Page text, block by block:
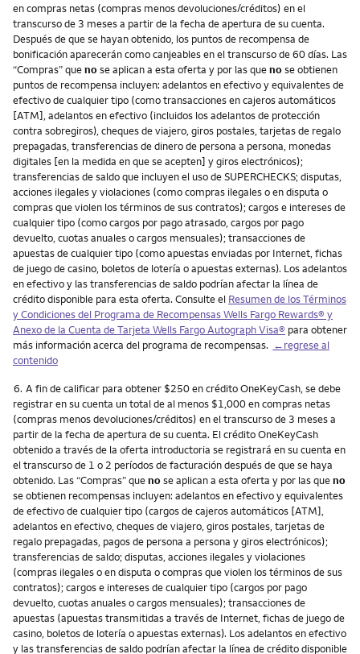
en compras netas (compras menos devoluciones/créditos) en el
transcurso de 3 meses a partir de la fecha de apertura de su cuenta.
Después de que se hayan obtenido, los puntos de recompensa de
bonificación aparecerán como canjeables en el transcurso de 60 días. Las
“Compras” quenose aplican a esta oferta y por las quenose obtienen
puntos de recompensa incluyen: adelantos en efectivo y equivalentes de
efectivo de cualquier tipo (como transacciones en cajeros automáticos
[ATM], adelantos en efectivo (incluidos los adelantos de protección
contra sobregiros), cheques de viajero, giros postales, tarjetas de regalo
prepagadas, transferencias de dinero de persona a persona, monedas
digitales [en la medida en que se acepten] y giros electrónicos);
transferencias de saldo que incluyen el uso de SUPERCHECKS; disputas,
acciones ilegales y violaciones (como compras ilegales o en disputa o
compras que violen los términos de sus contratos); cargos e intereses de
cualquier tipo (como cargos por pago atrasado, cargos por pago
devuelto, cuotas anuales o cargos mensuales); transacciones de
apuestas de cualquier tipo (como apuestas enviadas por Internet, fichas
de juego de casino, boletos de lotería o apuestas externas). Los adelantos
en efectivo y las transferencias de saldo podrían afectar la línea de
crédito disponible para esta oferta. Consulte el Resumen de los Términos
y Condiciones del Programa de Recompensas Wells Fargo Rewards® y
Anexo de la Cuenta de Tarjeta Wells Fargo Autograph Visa® para obtener
más información acerca del programa de recompensas. ←regrese al
contenido
Nota
6. A fin de calificar para obtener $250 en crédito OneKeyCash, se debe
registrar en su cuenta un total de al menos $1,000 en compras netas
(compras menos devoluciones/créditos) en el transcurso de 3 meses a
partir de la fecha de apertura de su cuenta. El crédito OneKeyCash
obtenido a través de la oferta introductoria se registrará en su cuenta en
el transcurso de 1 o 2 períodos de facturación después de que se haya
obtenido. Las “Compras” quenose aplican a esta oferta y por las queno
se obtienen recompensas incluyen: adelantos en efectivo y equivalentes
de efectivo de cualquier tipo (cargos de cajeros automáticos [ATM],
adelantos en efectivo, cheques de viajero, giros postales, tarjetas de
regalo prepagadas, pagos de persona a persona y giros electrónicos);
transferencias de saldo; disputas, acciones ilegales y violaciones
(compras ilegales o en disputa o compras que violen los términos de sus
contratos); cargos e intereses de cualquier tipo (cargos por pago
devuelto, cuotas anuales o cargos mensuales); transacciones de
apuestas (apuestas transmitidas a través de Internet, fichas de juego de
casino, boletos de lotería o apuestas externas). Los adelantos en efectivo
y las transferencias de saldo podrían afectar la línea de crédito disponible